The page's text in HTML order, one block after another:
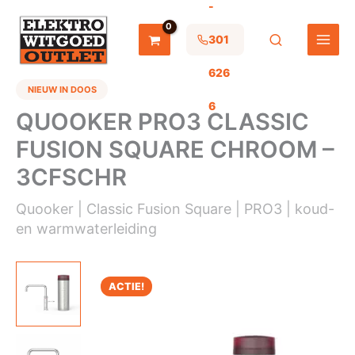
inhoud
-
301
626
6
NIEUW IN DOOS
QUOOKER PRO3 CLASSIC
FUSION SQUARE CHROOM –
3CFSCHR
Quooker | Classic Fusion Square | PRO3 | koud-
en warmwaterleiding
ACTIE!